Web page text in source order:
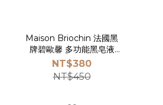
Maison Briochin 法國黑
牌碧歐馨 多功能黑皂液
750ml
NT$380
NT$450